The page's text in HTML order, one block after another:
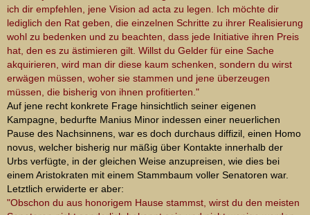
ich dir empfehlen, jene Vision ad acta zu legen. Ich möchte dir
lediglich den Rat geben, die einzelnen Schritte zu ihrer Realisierung
wohl zu bedenken und zu beachten, dass jede Initiative ihren Preis
hat, den es zu ästimieren gilt. Willst du Gelder für eine Sache
akquirieren, wird man dir diese kaum schenken, sondern du wirst
erwägen müssen, woher sie stammen und jene überzeugen
müssen, die bisherig von ihnen profitierten."
Auf jene recht konkrete Frage hinsichtlich seiner eigenen
Kampagne, bedurfte Manius Minor indessen einer neuerlichen
Pause des Nachsinnens, war es doch durchaus diffizil, einen Homo
novus, welcher bisherig nur mäßig über Kontakte innerhalb der
Urbs verfügte, in der gleichen Weise anzupreisen, wie dies bei
einem Aristokraten mit einem Stammbaum voller Senatoren war.
Letztlich erwiderte er aber:
"Obschon du aus honorigem Hause stammst, wirst du den meisten